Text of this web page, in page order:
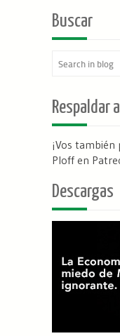
Buscar
Respaldar
¡Vos también
Ploff en
Descargas